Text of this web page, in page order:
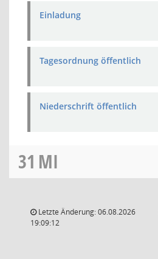
Einladung
Tagesordnung öffentlich
Niederschrift öffentlich
31 MI
Letzte Änderung: 06.08.2026
19:09:12